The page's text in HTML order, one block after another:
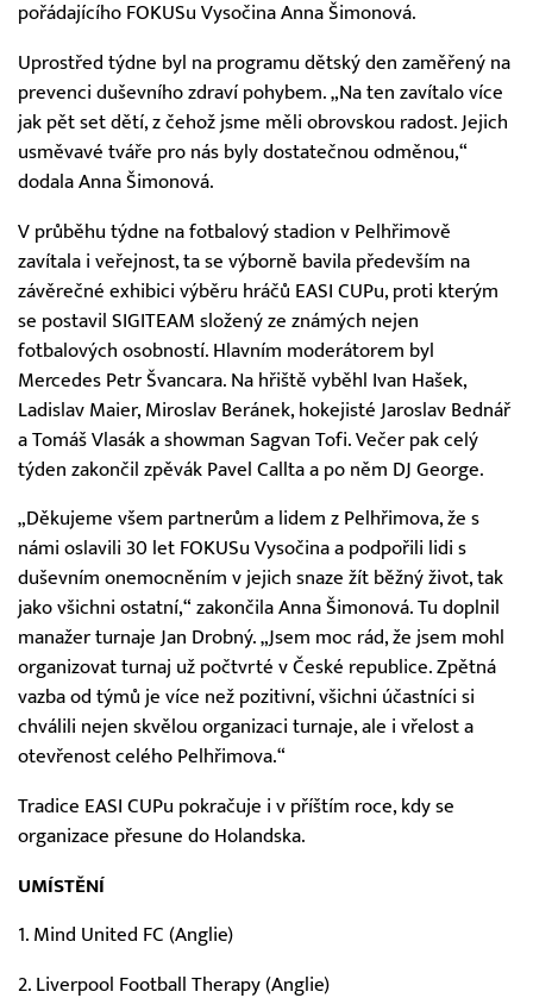
pořádajícího FOKUSu Vysočina Anna Šimonová.
Uprostřed týdne byl na programu dětský den zaměřený na
prevenci duševního zdraví pohybem. „Na ten zavítalo více
jak pět set dětí, z čehož jsme měli obrovskou radost. Jejich
usměvavé tváře pro nás byly dostatečnou odměnou,“
dodala Anna Šimonová.
V průběhu týdne na fotbalový stadion v Pelhřimově
zavítala i veřejnost, ta se výborně bavila především na
závěrečné exhibici výběru hráčů EASI CUPu, proti kterým
se postavil SIGITEAM složený ze známých nejen
fotbalových osobností. Hlavním moderátorem byl
Mercedes Petr Švancara. Na hřiště vyběhl Ivan Hašek,
Ladislav Maier, Miroslav Beránek, hokejisté Jaroslav Bednář
a Tomáš Vlasák a showman Sagvan Tofi. Večer pak celý
týden zakončil zpěvák Pavel Callta a po něm DJ George.
„Děkujeme všem partnerům a lidem z Pelhřimova, že s
námi oslavili 30 let FOKUSu Vysočina a podpořili lidi s
duševním onemocněním v jejich snaze žít běžný život, tak
jako všichni ostatní,“ zakončila Anna Šimonová. Tu doplnil
manažer turnaje Jan Drobný. „Jsem moc rád, že jsem mohl
organizovat turnaj už počtvrté v České republice. Zpětná
vazba od týmů je více než pozitivní, všichni účastníci si
chválili nejen skvělou organizaci turnaje, ale i vřelost a
otevřenost celého Pelhřimova.“
Tradice EASI CUPu pokračuje i v příštím roce, kdy se
organizace přesune do Holandska.
UMÍSTĚNÍ
1. Mind United FC (Anglie)
2. Liverpool Football Therapy (Anglie)